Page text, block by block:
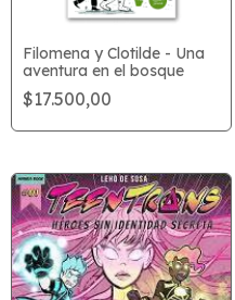
Filomena y Clotilde - Una
aventura en el bosque
$17.500,00